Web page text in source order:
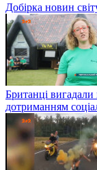
Добірка новин
Британці вигадали
дотриманням